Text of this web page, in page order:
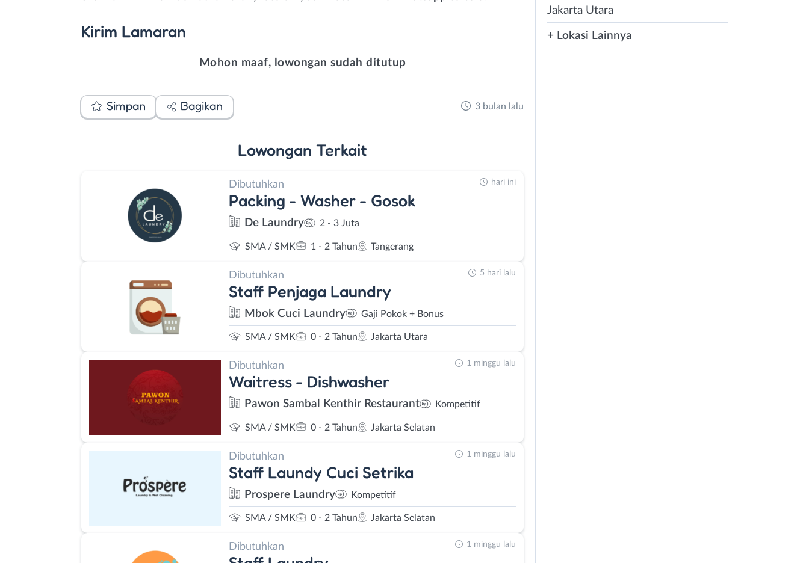
Kirim Lamaran
Mohon maaf, lowongan sudah ditutup
Simpan Bagikan 3 bulan lalu
Lowongan Terkait
Dibutuhkan
Packing - Washer - Gosok
De Laundry 2 - 3 Juta
SMA / SMK 1 - 2 Tahun Tangerang
hari ini
Dibutuhkan
Staff Penjaga Laundry
Mbok Cuci Laundry Gaji Pokok + Bonus
SMA / SMK 0 - 2 Tahun Jakarta Utara
5 hari lalu
Dibutuhkan
Waitress - Dishwasher
Pawon Sambal Kenthir Restaurant Kompetitif
SMA / SMK 0 - 2 Tahun Jakarta Selatan
1 minggu lalu
Dibutuhkan
Staff Laundy Cuci Setrika
Prospere Laundry Kompetitif
SMA / SMK 0 - 2 Tahun Jakarta Selatan
1 minggu lalu
Dibutuhkan 1 minggu lalu
Jakarta Utara
+ Lokasi Lainnya